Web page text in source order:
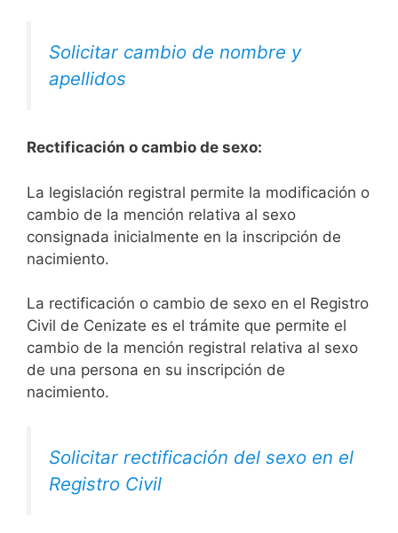
Solicitar cambio de nombre y
apellidos
Rectificación o cambio de sexo:
La legislación registral permite la modificación o
cambio de la mención relativa al sexo
consignada inicialmente en la inscripción de
nacimiento.
La rectificación o cambio de sexo en el Registro
Civil de Cenizate es el trámite que permite el
cambio de la mención registral relativa al sexo
de una persona en su inscripción de
nacimiento.
Solicitar rectificación del sexo en el
Registro Civil